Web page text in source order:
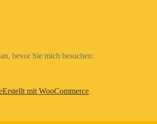
bevor Sie mich besuchen:
Erstellt mit WooCommerce.